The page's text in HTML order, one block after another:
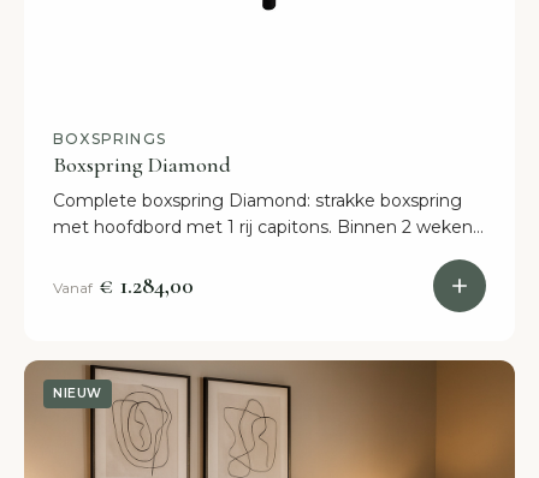
BOXSPRINGS
Boxspring Diamond
Complete boxspring Diamond: strakke boxspring
met hoofdbord met 1 rij capitons. Binnen 2 weken
afmetingen.
Vanaf € 1.284,00
NIEUW